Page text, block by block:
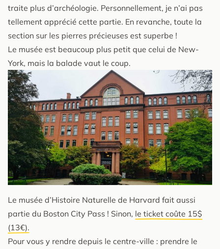
traite plus d’archéologie. Personnellement, je n’ai pas
tellement apprécié cette partie. En revanche, toute la
section sur les pierres précieuses est superbe !
Le musée est beaucoup plus petit que celui de New-
York, mais la balade vaut le coup.
Le musée d’Histoire Naturelle de Harvard fait aussi
partie du Boston City Pass ! Sinon, le ticket coûte 15$
(13€).
Pour vous y rendre depuis le centre-ville : prendre le